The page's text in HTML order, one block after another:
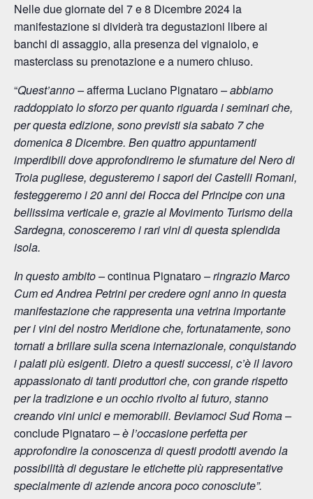
Nelle due giornate del 7 e 8 Dicembre 2024 la
manifestazione si dividerà tra degustazioni libere ai
banchi di assaggio, alla presenza del vignaiolo, e
masterclass su prenotazione e a numero chiuso.
“Quest’anno –afferma Luciano Pignataro– abbiamo
raddoppiato lo sforzo per quanto riguarda i seminari che,
per questa edizione, sono previsti sia sabato 7 che
domenica 8 Dicembre. Ben quattro appuntamenti
imperdibili dove approfondiremo le sfumature del Nero di
Troia pugliese, degusteremo i sapori dei Castelli Romani,
festeggeremo i 20 anni dei Rocca del Principe con una
bellissima verticale e, grazie al Movimento Turismo della
Sardegna, conosceremo i rari vini di questa splendida
isola.
In questo ambito –continua Pignataro– ringrazio Marco
Cum ed Andrea Petrini per credere ogni anno in questa
manifestazione che rappresenta una vetrina importante
per i vini del nostro Meridione che, fortunatamente, sono
tornati a brillare sulla scena internazionale, conquistando
i palati più esigenti. Dietro a questi successi, c’è il lavoro
appassionato di tanti produttori che, con grande rispetto
per la tradizione e un occhio rivolto al futuro, stanno
creando vini unici e memorabili. Beviamoci Sud Roma –
conclude Pignataro– è l’occasione perfetta per
approfondire la conoscenza di questi prodotti avendo la
possibilità di degustare le etichette più rappresentative
specialmente di aziende ancora poco conosciute”.